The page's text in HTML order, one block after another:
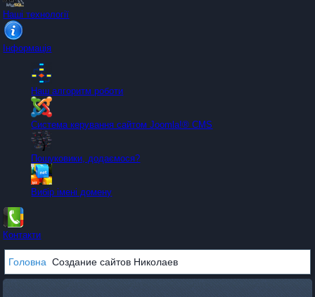
Наші технології
Інформація
Наш алгоритм роботи
Система керування сайтом Joomla!® CMS
Пошуковики, додаємося?
Вибір імені домену
Контакти
Головна Создание сайтов Николаев